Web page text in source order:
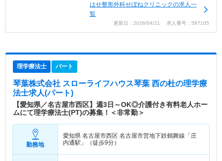
はせ整形外科せぼねクリニックの求人一
覧
更新日：2026/04/21 求人番号：587105
理学療法士 パート
琴葉株式会社 スローライフハウス琴葉 西の杜の理学療
法士求人(パート)
【愛知県／名古屋市西区】週3日～OK◎介護付き有料老人ホー
ムにて理学療法士(PT)の募集！＜非常勤＞
勤務地
愛知県 名古屋市西区 名古屋市営地下鉄鶴舞線「庄
内通駅」（徒歩9分）